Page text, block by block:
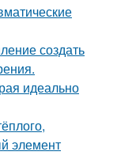
создать
идеально
элемент